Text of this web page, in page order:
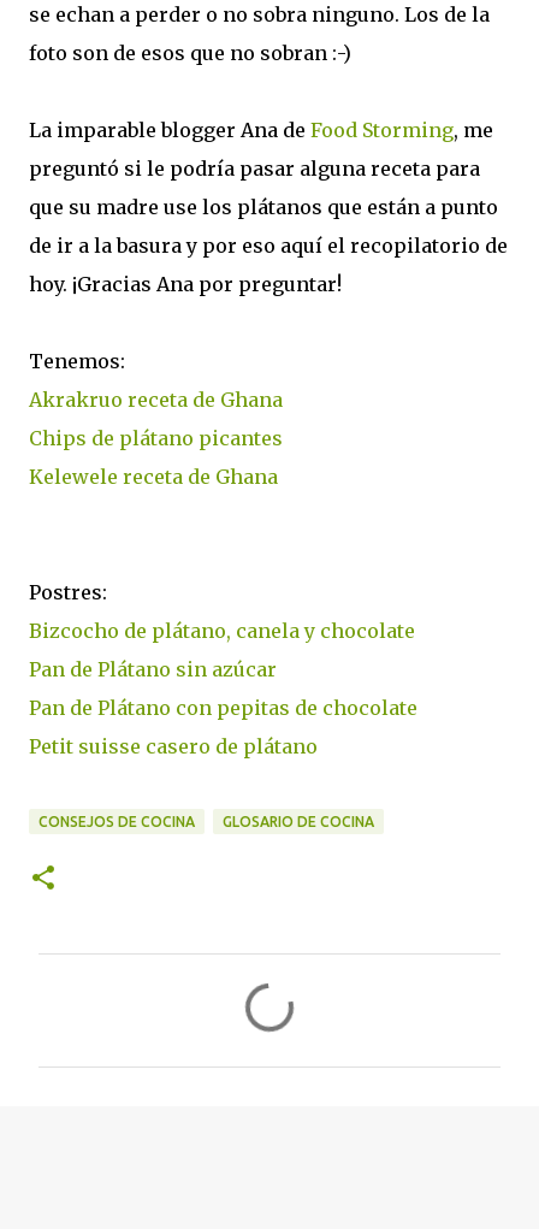
se echan a perder o no sobra ninguno. Los de la
foto son de esos que no sobran :-)
La imparable blogger Ana de Food Storming, me
preguntó si le podría pasar alguna receta para
que su madre use los plátanos que están a punto
de ir a la basura y por eso aquí el recopilatorio de
hoy. ¡Gracias Ana por preguntar!
Tenemos:
Akrakruo receta de Ghana
Chips de plátano picantes
Kelewele receta de Ghana
Postres:
Bizcocho de plátano, canela y chocolate
Pan de Plátano sin azúcar
Pan de Plátano con pepitas de chocolate
Petit suisse casero de plátano
CONSEJOS DE COCINA GLOSARIO DE COCINA